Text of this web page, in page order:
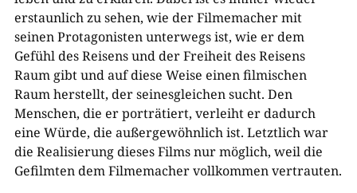
erstaunlich zu sehen, wie der Filmemacher mit
seinen Protagonisten unterwegs ist, wie er dem
Gefühl des Reisens und der Freiheit des Reisens
Raum gibt und auf diese Weise einen filmischen
Raum herstellt, der seinesgleichen sucht. Den
Menschen, die er porträtiert, verleiht er dadurch
eine Würde, die außergewöhnlich ist. Letztlich war
die Realisierung dieses Films nur möglich, weil die
Gefilmten dem Filmemacher vollkommen vertrauten.